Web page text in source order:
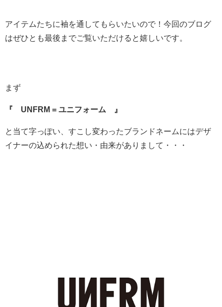
アイテムたちに袖を通してもらいたいので！今回のブログ
はぜひとも最後までご覧いただけると嬉しいです。
まず
『 UNFRM = ユニフォーム 』
と当て字っぽい、すこし変わったブランドネームにはデザ
イナーの込められた想い・由来がありまして・・・